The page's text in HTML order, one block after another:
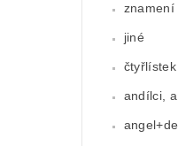
znamení
jiné
čtyřlístek
andílci,